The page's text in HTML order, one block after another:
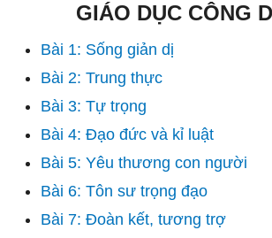
GIÁO DỤC CÔNG
Bài 1: Sống giản dị
Bài 2: Trung thực
Bài 3: Tự trọng
Bài 4: Đạo đức và kỉ luật
Bài 5: Yêu thương con người
Bài 6: Tôn sư trọng đạo
Bài 7: Đoàn kết, tương trợ